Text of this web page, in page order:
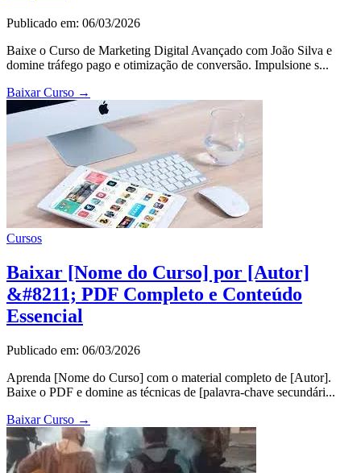
Publicado em: 06/03/2026
Baixe o Curso de Marketing Digital Avançado com João Silva e
domine tráfego pago e otimização de conversão. Impulsione s...
Baixar Curso →
Cursos
Baixar [Nome do Curso] por [Autor]
&#8211; PDF Completo e Conteúdo
Essencial
Publicado em: 06/03/2026
Aprenda [Nome do Curso] com o material completo de [Autor].
Baixe o PDF e domine as técnicas de [palavra-chave secundári...
Baixar Curso →